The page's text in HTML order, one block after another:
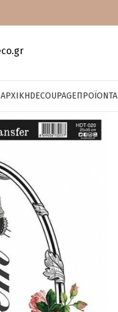
ΑΡΧΙΚΉDECOUPAGE